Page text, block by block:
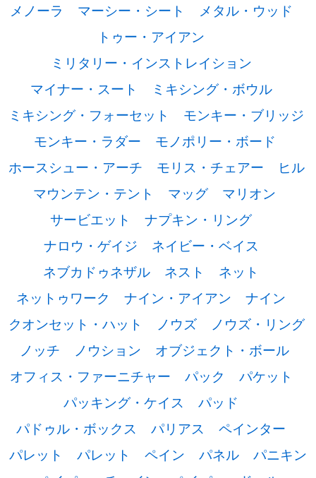
メノーラ
マーシー・シート
メタル・ウッド
トゥー・アイアン
ミリタリー・インストレイション
マイナー・スート
ミキシング・ボウル
ミキシング・フォーセット
モンキー・ブリッジ
モンキー・ラダー
モノポリー・ボード
ホースシュー・アーチ
モリス・チェアー
ヒル
マウンテン・テント
マッグ
マリオン
サービエット
ナプキン・リング
ナロウ・ゲイジ
ネイビー・ベイス
ネブカドゥネザル
ネスト
ネット
ネットゥワーク
ナイン・アイアン
ナイン
クオンセット・ハット
ノウズ
ノウズ・リング
ノッチ
ノウション
オブジェクト・ボール
オフィス・ファーニチャー
パック
パケット
パッキング・ケイス
パッド
パドゥル・ボックス
パリアス
ペインター
パレット
パレット ペイン パネル
パニキン